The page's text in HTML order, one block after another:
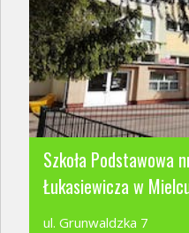
Szkoła Podstawowa
Łukasiewicza w
ul. Grunwaldzka 7